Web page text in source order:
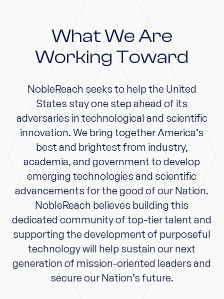
What We Are
Working Toward
NobleReach seeks to help the United
States stay one step ahead of its
adversaries in technological and scientific
innovation. We bring together America’s
best and brightest from industry,
academia, and government to develop
emerging technologies and scientific
advancements for the good of our Nation.
NobleReach believes building this
dedicated community of top-tier talent and
supporting the development of purposeful
technology will help sustain our next
generation of mission-oriented leaders and
secure our Nation’s future.